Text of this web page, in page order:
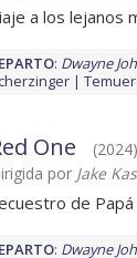
a los lejanos
: Dwayne
One
por Jake
de
: Dwayne